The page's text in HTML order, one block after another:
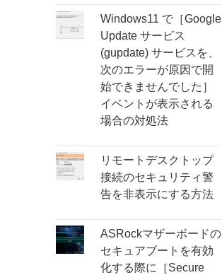
Windows11 で［Google
Update サービス
(gupdate) サービスを、
次のエラーが原因で開
始できませんでした］
イベントが表示される
場合の対処法
リモートデスクトップ
接続のセキュリティ警
告を非表示にする方法
ASRockマザーボードの
セキュアブートを有効
化する際に［Secure